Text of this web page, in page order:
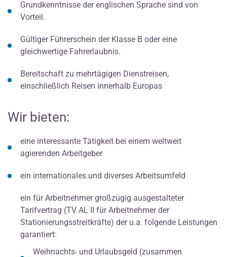
Grundkenntnisse der englischen Sprache sind von
Vorteil.
Gültiger Führerschein der Klasse B oder eine
gleichwertige Fahrerlaubnis.
Bereitschaft zu mehrtägigen Dienstreisen,
einschließlich Reisen innerhalb Europas
Wir bieten:
eine interessante Tätigkeit bei einem weltweit
agierenden Arbeitgeber
ein internationales und diverses Arbeitsumfeld
ein für Arbeitnehmer großzügig ausgestalteter
Tarifvertrag (TV AL II für Arbeitnehmer der
Stationierungsstreitkräfte) der u.a. folgende Leistungen
garantiert:
Weihnachts- und Urlaubsgeld (zusammen